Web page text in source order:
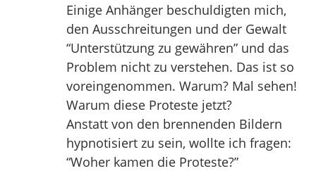
Einige Anhänger beschuldigten mich,
den Ausschreitungen und der Gewalt
“Unterstützung zu gewähren” und das
Problem nicht zu verstehen. Das ist so
voreingenommen. Warum? Mal sehen!
Warum diese Proteste jetzt?
Anstatt von den brennenden Bildern
hypnotisiert zu sein, wollte ich fragen:
“Woher kamen die Proteste?”